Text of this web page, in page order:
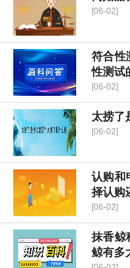
[06-02]
符合性
性测试
[06-02]
太捞了
[06-02]
认购和
择认购
[06-02]
抹香鲸
鲸有多